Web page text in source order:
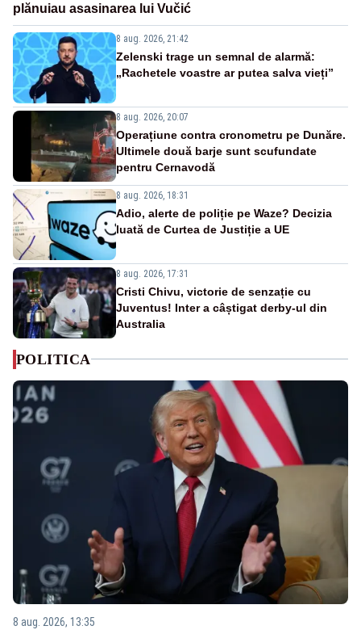
plănuiau asasinarea lui Vučić
8 aug. 2026, 21:42
Zelenski trage un semnal de alarmă:
„Rachetele voastre ar putea salva vieți”
8 aug. 2026, 20:07
Operațiune contra cronometru pe Dunăre.
Ultimele două barje sunt scufundate
pentru Cernavodă
8 aug. 2026, 18:31
Adio, alerte de poliție pe Waze? Decizia
luată de Curtea de Justiție a UE
8 aug. 2026, 17:31
Cristi Chivu, victorie de senzație cu
Juventus! Inter a câștigat derby-ul din
Australia
POLITICA
8 aug. 2026, 13:35